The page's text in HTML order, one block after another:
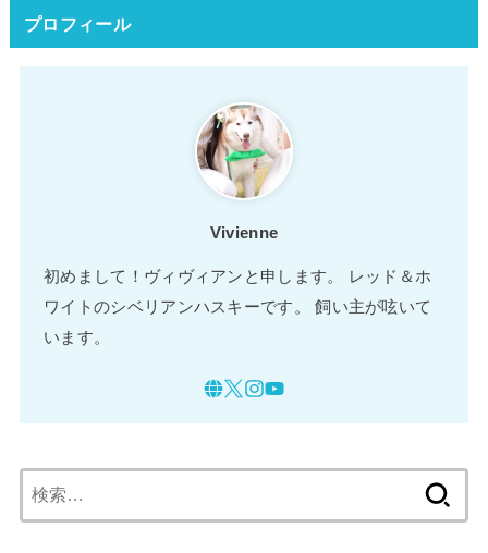
プロフィール
Vivienne
初めまして！ヴィヴィアンと申します。 レッド＆ホ
ワイトのシベリアンハスキーです。 飼い主が呟いて
います。
索: